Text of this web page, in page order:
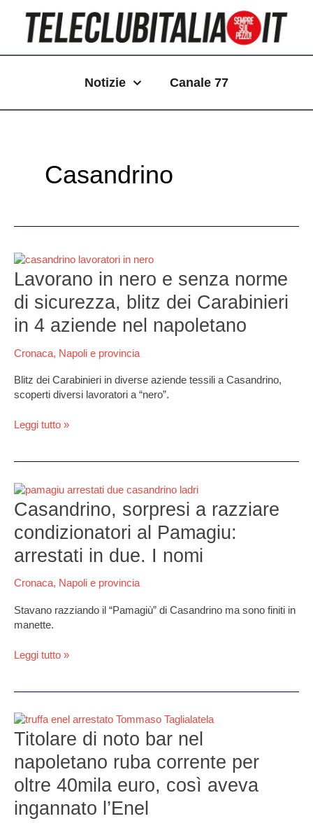
contenuto
Notizie Canale 77
Casandrino
Lavorano in nero e senza norme
di sicurezza, blitz dei Carabinieri
in 4 aziende nel napoletano
Cronaca, Napoli e provincia
Blitz dei Carabinieri in diverse aziende tessili a Casandrino,
scoperti diversi lavoratori a “nero”.
Lavorano
in
nero
e
senza
norme
di
sicurezza,
blitz
dei
in
nel
Leggi tutto »
Casandrino, sorpresi a razziare
condizionatori al Pamagiu:
arrestati in due. I nomi
Cronaca, Napoli e provincia
Stavano razziando il “Pamagiù” di Casandrino ma sono finiti in
manette.
Casandrino,
sorpresi
a
razziare
condizionatori
al
Pamagiu:
in
due.
nomi
Leggi tutto »
Titolare di noto bar nel
napoletano ruba corrente per
oltre 40mila euro, così aveva
ingannato l’Enel
Titolare
di
noto
bar
nel
napoletano
ruba
corrente
articoli